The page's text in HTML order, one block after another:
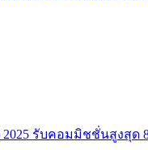
รับคอมมิชชั่นสูงสุด